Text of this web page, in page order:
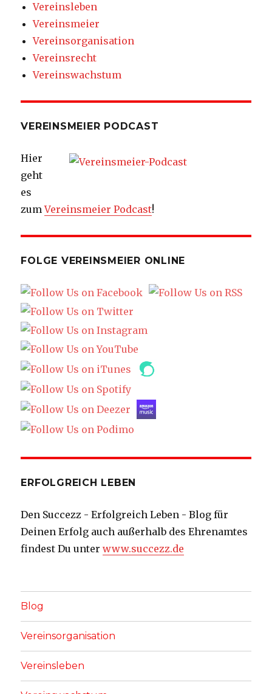
Vereinsleben
Vereinsmeier
Vereinsorganisation
Vereinsrecht
Vereinswachstum
VEREINSMEIER PODCAST
Hier
geht
es
zumVereinsmeier Podcast!
FOLGE VEREINSMEIER ONLINE
ERFOLGREICH LEBEN
Den Succezz - Erfolgreich Leben - Blog für
Deinen Erfolg auch außerhalb des Ehrenamtes
findest Du unterwww.succezz.de
Blog
Vereinsorganisation
Vereinsleben